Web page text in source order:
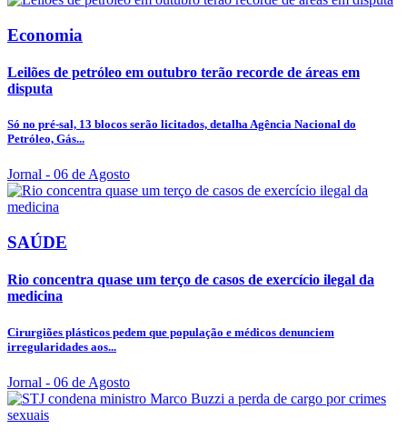
Economia
Leilões de petróleo em outubro terão recorde de áreas em
disputa
Só no pré-sal, 13 blocos serão licitados, detalha Agência Nacional do
Petróleo, Gás...
Jornal - 06 de Agosto
SAÚDE
Rio concentra quase um terço de casos de exercício ilegal da
medicina
Cirurgiões plásticos pedem que população e médicos denunciem
irregularidades aos...
Jornal - 06 de Agosto